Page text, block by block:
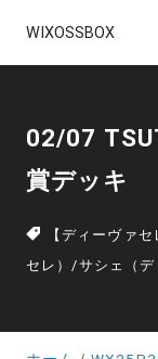
WIXOSSBOX
02/07
賞デッキ
【ディーヴァ
セレ）/サシェ（デ